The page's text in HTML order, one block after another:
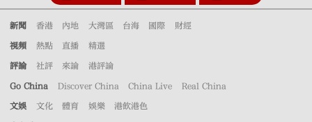
新聞 香港 內地 大灣區 台海 國際 財經
視頻 熱點 直播 精選
評論 社評 來論 港評論
Go China Discover China China Live Real China
文娛 文化 體育 娛樂 港飲港色